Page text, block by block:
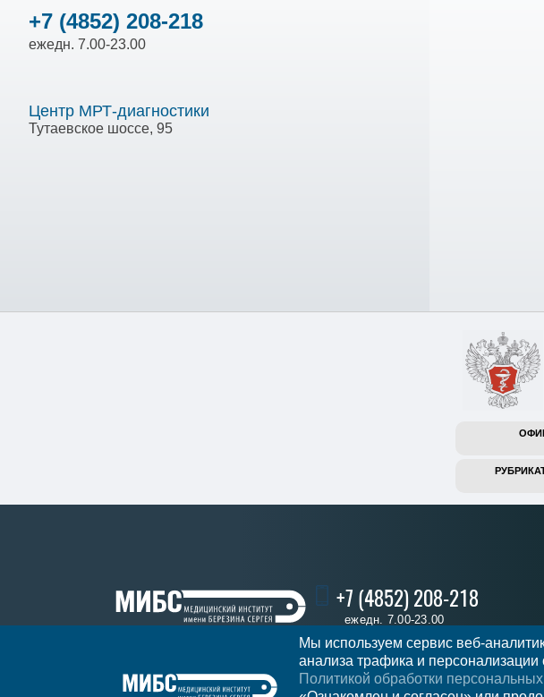
+7 (4852) 208-218
ежедн. 7.00-23.00
Центр МРТ-диагностики
Тутаевское шоссе, 95
+7 (4852) 208-218
ежедн. 7.00-23.00
Мы используем сервис веб-
анализа трафика и
Политикой обработки